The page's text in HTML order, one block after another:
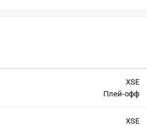
XSE
Плей-офф
XSE